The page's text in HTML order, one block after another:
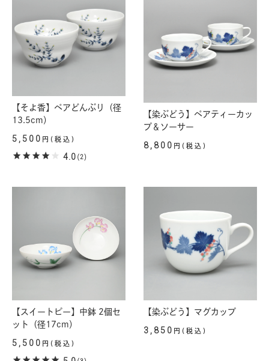
【そよ香】ペアどんぶり（径
13.5cm）
5,500 円(税込)
4.0 (2)
【染ぶどう】ペアティーカッ
プ＆ソーサー
8,800 円(税込)
【スイートピー】中鉢 2個セ
ット（径17cm）
5,500 円(税込)
【染ぶどう】マグカップ
3,850 円(税込)